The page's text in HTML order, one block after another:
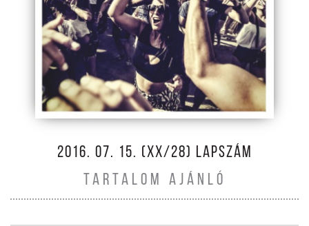
2016. 07. 15. (XX/28) LAPSZÁM
TARTALOM AJÁNLÓ